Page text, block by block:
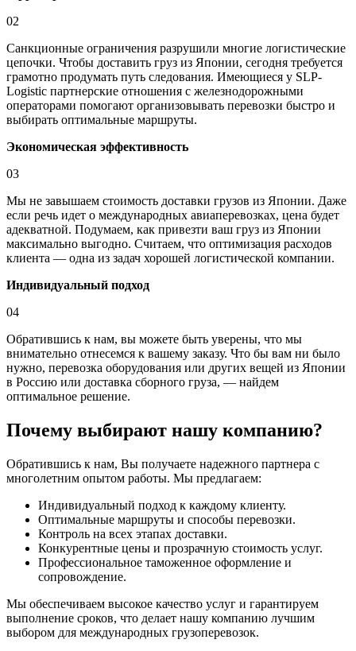
02
Санкционные ограничения разрушили многие логистические
цепочки. Чтобы доставить груз из Японии, сегодня требуется
грамотно продумать путь следования. Имеющиеся у SLP-
Logistic партнерские отношения с железнодорожными
операторами помогают организовывать перевозки быстро и
выбирать оптимальные маршруты.
Экономическая эффективность
03
Мы не завышаем стоимость доставки грузов из Японии. Даже
если речь идет о международных авиаперевозках, цена будет
адекватной. Подумаем, как привезти ваш груз из Японии
максимально выгодно. Считаем, что оптимизация расходов
клиента — одна из задач хорошей логистической компании.
Индивидуальный подход
04
Обратившись к нам, вы можете быть уверены, что мы
внимательно отнесемся к вашему заказу. Что бы вам ни было
нужно, перевозка оборудования или других вещей из Японии
в Россию или доставка сборного груза, — найдем
оптимальное решение.
Почему выбирают нашу компанию?
Обратившись к нам, Вы получаете надежного партнера с
многолетним опытом работы. Мы предлагаем:
Индивидуальный подход к каждому клиенту.
Оптимальные маршруты и способы перевозки.
Контроль на всех этапах доставки.
Конкурентные цены и прозрачную стоимость услуг.
Профессиональное таможенное оформление и
сопровождение.
Мы обеспечиваем высокое качество услуг и гарантируем
выполнение сроков, что делает нашу компанию лучшим
выбором для международных грузоперевозок.